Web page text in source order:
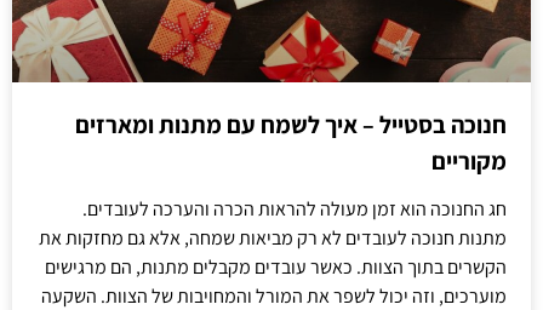
חנוכה בסטייל – איך לשמח עם מתנות ומארזים
מקוריים
חג החנוכה הוא זמן מעולה להראות הכרה והערכה לעובדים.
מתנות חנוכה לעובדים לא רק מביאות שמחה, אלא גם מחזקות את
הקשרים בתוך הצוות. כאשר עובדים מקבלים מתנות, הם מרגישים
מוערכים, וזה יכול לשפר את המורל והמחויבות של הצוות. השקעה